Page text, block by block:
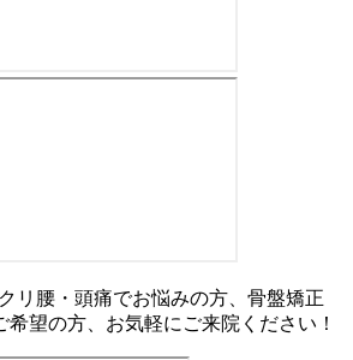
リ腰・頭痛でお悩みの方、骨盤矯正
望の方、お気軽にご来院ください！